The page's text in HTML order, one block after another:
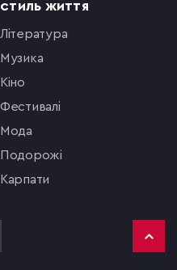
СТИЛЬ ЖИТТЯ
література
музика
кіно
фестивалі
мода
подорожі
Карпати